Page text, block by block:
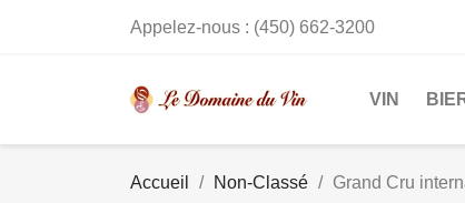
Appelez-nous : (450) 662-3200
VIN
Accueil Non-Classé Grand Cru